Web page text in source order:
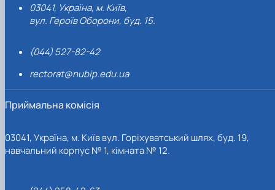
03041, Україна, м. Київ,
вул. Героїв Оборони, буд. 15.
(044) 527-82-42
rectorat@nubip.edu.ua
Приймальна комісія
03041, Україна, м. Київ вул. Горіхуватський шлях, буд. 19,
навчальний корпус № 1, кімната № 12.